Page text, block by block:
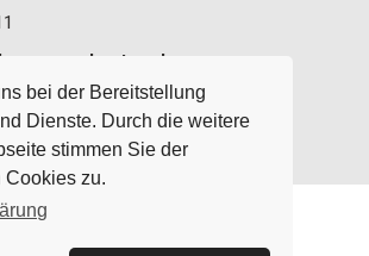
bei der Bereitstellung
Dienste. Durch die weitere
stimmen Sie der
Cookies zu.
grossenkneten.de